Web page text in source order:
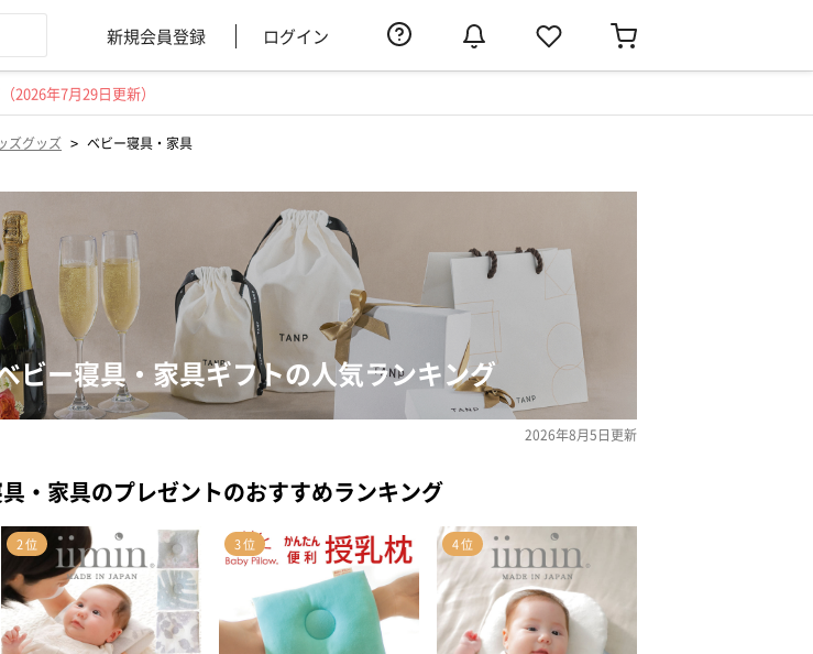
新規会員登録 ログイン
2026年7月29日更新）
ズグッズ > ベビー寝具・家具
ビー寝具・家具ギフトの人気ランキング
2026年8月5日更新
・家具のプレゼントのおすすめランキング